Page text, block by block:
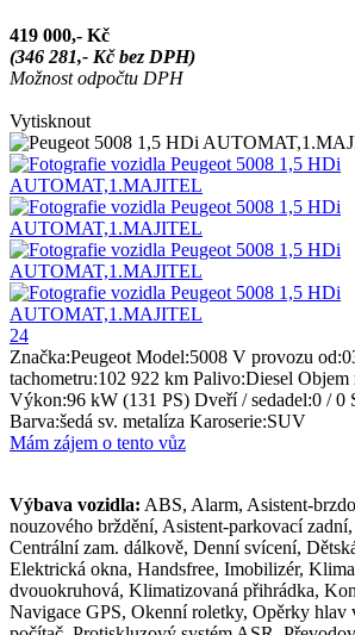
419 000,- Kč
(346 281,- Kč bez DPH)
Možnost odpočtu DPH
Vytisknout
24
Značka:Peugeot Model:5008 V provozu od:
tachometru:102 922 km Palivo:Diesel Objem
Výkon:96 kW (131 PS) Dveří / sedadel:0 / 0
Barva:šedá sv. metalíza Karoserie:SUV
Mám zájem o tento vůz
Výbava vozidla: ABS, Alarm, Asistent-
nouzového brždění, Asistent-parkovací
Centrální zam. dálkově, Denní svícení,
Elektrická okna, Handsfree, Imobilizér,
dvouokruhová, Klimatizovaná přihrádka,
Navigace GPS, Okenní roletky, Opěrky hlav